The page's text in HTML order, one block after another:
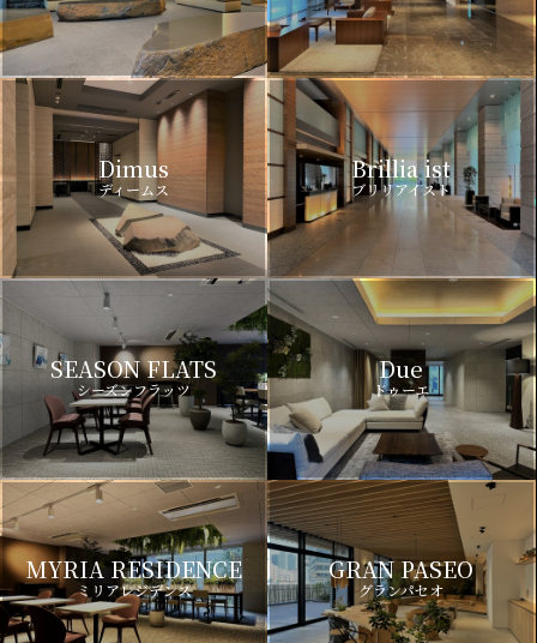
Dimus
ディームス
Brillia ist
ブリリアイスト
SEASON FLATS
シーズンフラッツ
Due
ドゥーエ
MYRIA RESIDENCE
ミリアレジデンス
GRAN PASEO
グランパセオ